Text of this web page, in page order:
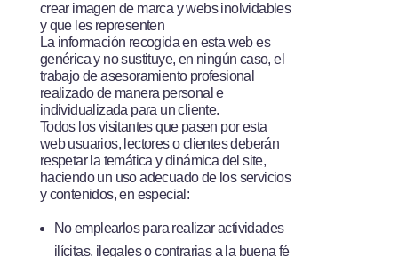
crear imagen de marca y webs inolvidables
y que les representen
La información recogida en esta web es
genérica y no sustituye, en ningún caso, el
trabajo de asesoramiento profesional
realizado de manera personal e
individualizada para un cliente.
Todos los visitantes que pasen por esta
web ­usuarios, lectores o clientes­ deberán
respetar la temática y dinámica del site,
haciendo un uso adecuado de los servicios
y contenidos, en especial:
No emplearlos para realizar actividades
ilícitas, ilegales o contrarias a la buena fé